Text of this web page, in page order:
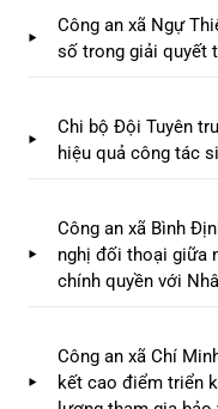
Công an xã Ngự
số trong giải quyết
Chi bộ Đội Tuyên
hiệu quả công tác
Công an xã Bình
nghị đối thoại giữa
chính quyền với
Công an xã Chí
kết cao điểm triển